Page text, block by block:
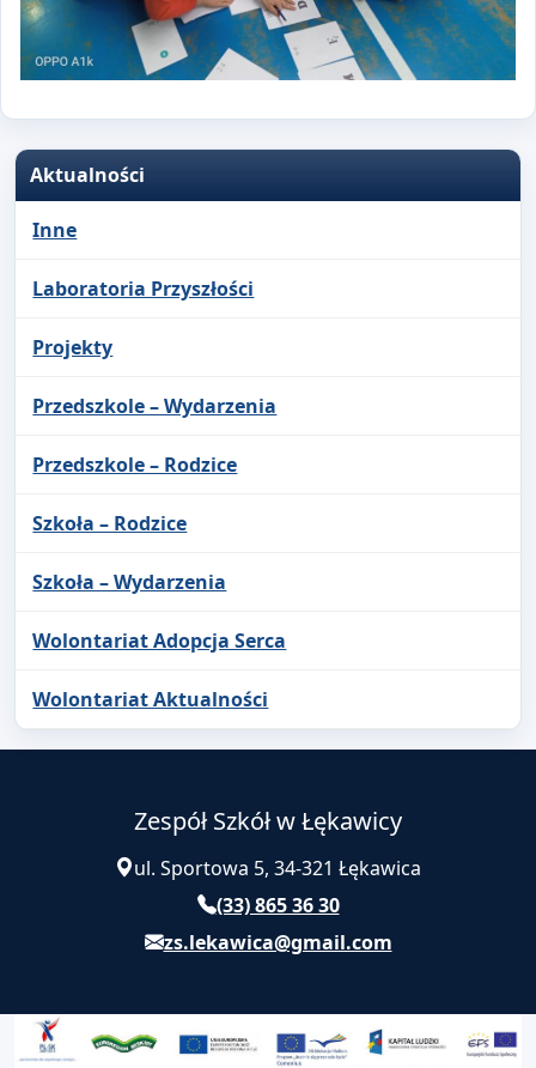
Aktualności
Inne
Laboratoria Przyszłości
Projekty
Przedszkole – Wydarzenia
Przedszkole – Rodzice
Szkoła – Rodzice
Szkoła – Wydarzenia
Wolontariat Adopcja Serca
Wolontariat Aktualności
Zespół Szkół w Łękawicy
ul. Sportowa 5, 34-321 Łękawica
(33) 865 36 30
zs.lekawica@gmail.com